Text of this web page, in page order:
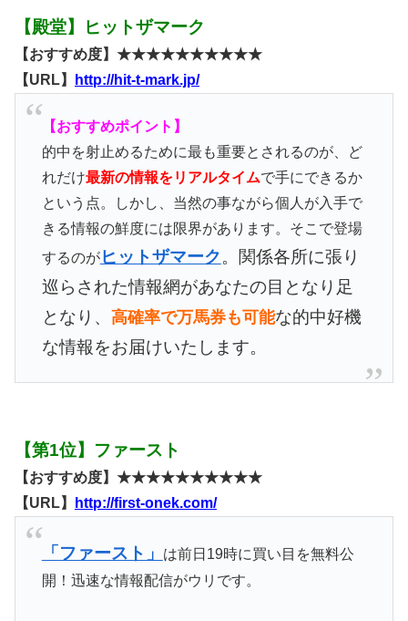
【殿堂】ヒットザマーク
【おすすめ度】★★★★★★★★★★
【URL】
http://hit-t-mark.jp/
【おすすめポイント】
的中を射止めるために最も重要とされるのが、ど
れだけ最新の情報をリアルタイムで手にできるか
という点。しかし、当然の事ながら個人が入手で
きる情報の鮮度には限界があります。そこで登場
するのがヒットザマーク。関係各所に張り
巡らされた情報網があなたの目となり足
となり、 高確率で万馬券も可能な的中好機
な情報をお届けいたします。
【第1位】ファースト
【おすすめ度】★★★★★★★★★★
【URL】
http://first-onek.com/
「ファースト」
は前日19時に買い目を無料公
開！迅速な情報配信がウリです。